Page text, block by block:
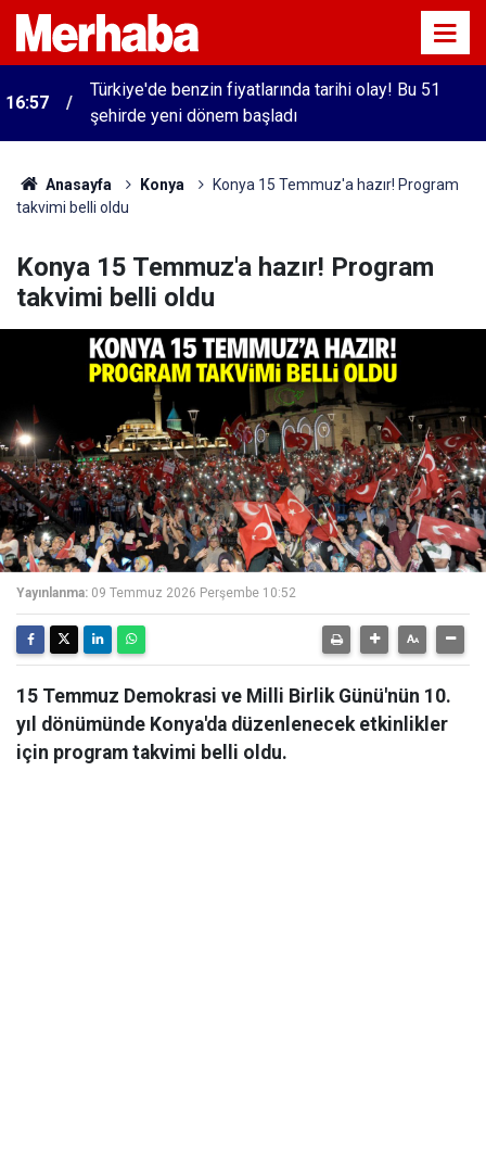
16:57
Türkiye'de benzin fiyatlarında tarihi olay! Bu 51
şehirde yeni dönem başladı
Anasayfa Konya
Konya 15 Temmuz'a hazır! Program
takvimi belli oldu
Konya 15 Temmuz'a hazır! Program
takvimi belli oldu
Yayınlanma: 09 Temmuz 2026 Perşembe 10:52
15 Temmuz Demokrasi ve Milli Birlik Günü'nün 10.
yıl dönümünde Konya'da düzenlenecek etkinlikler
için program takvimi belli oldu.